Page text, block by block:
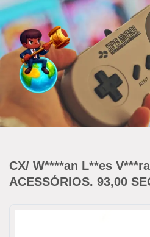
Ir
para
o
conteúdo
CX/ W****an L**es
ACESSÓRIOS. 93,00